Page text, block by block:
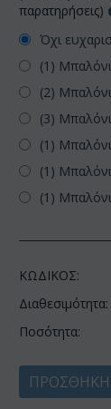
παρατηρήσεις)
Όχι
(1)
(2)
(3)
(1)
(1)
(1)
ΚΩΔΙΚΟΣ:
Διαθεσιμότητα:
Ποσότητα:
ΠΡΟΣΘΉΚΗ